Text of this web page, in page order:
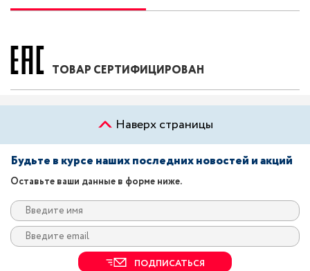
ТОВАР СЕРТИФИЦИРОВАН
Наверх страницы
Будьте в курсе наших последних новостей и акций
Оставьте ваши данные в форме ниже.
ПОДПИСАТЬСЯ